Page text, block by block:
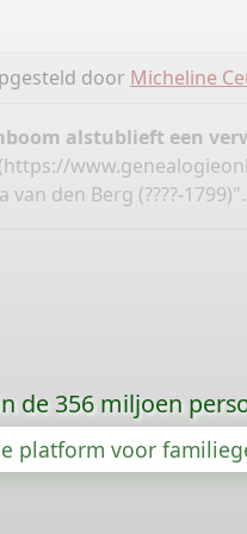
door Micheline
alstublieft een
(https://
van den Berg (????-1799)".
de 356 miljoen
platform voor